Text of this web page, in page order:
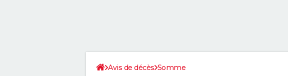
Avis de décès Somme